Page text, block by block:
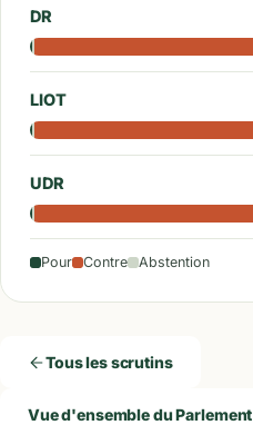
DR
LIOT
UDR
Pour Contre Abstention
Tous les scrutins
Vue d'ensemble du Parlement